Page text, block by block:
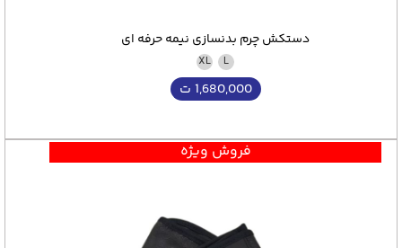
دستکش چرم بدنسازی نیمه حرفه ای
L
XL
1,680,000 ت
فروش ویژه